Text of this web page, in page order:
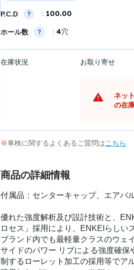
P.C.D : 100.00
ホール数 : 4穴
在庫状況 お取り寄せ
ネッ
の在
車検に関するよくあるご質問はこちら
商品の詳細情報
付属品：センターキャップ、エアバ
優れた強度解析及び設計技術と、
ロセス」採用により、ENKEIらしい
ブランド内でも最軽量クラスのウェ
サイドのパワー リブによる強度確保
制するローレット加工の採用等でア